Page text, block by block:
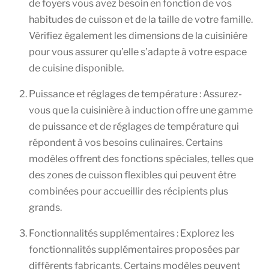
de foyers vous avez besoin en fonction de vos
habitudes de cuisson et de la taille de votre famille.
Vérifiez également les dimensions de la cuisinière
pour vous assurer qu’elle s’adapte à votre espace
de cuisine disponible.
Puissance et réglages de température : Assurez-
vous que la cuisinière à induction offre une gamme
de puissance et de réglages de température qui
répondent à vos besoins culinaires. Certains
modèles offrent des fonctions spéciales, telles que
des zones de cuisson flexibles qui peuvent être
combinées pour accueillir des récipients plus
grands.
Fonctionnalités supplémentaires : Explorez les
fonctionnalités supplémentaires proposées par
différents fabricants. Certains modèles peuvent